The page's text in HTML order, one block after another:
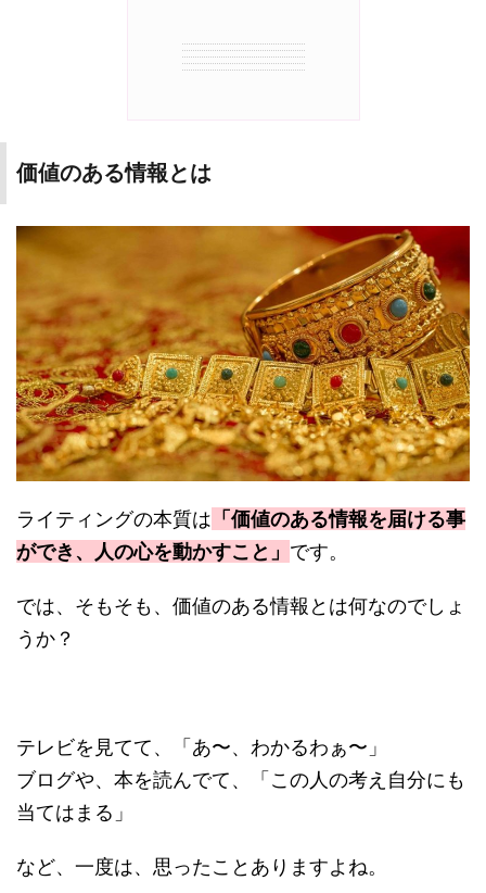
価値のある情報とは
ライティングの本質は 「価値のある情報を届ける事
ができ、人の心を動かすこと」 です。
では、そもそも、価値のある情報とは何なのでしょ
うか？
テレビを見てて、「あ〜、わかるわぁ〜」
ブログや、本を読んでて、「この人の考え自分にも
当てはまる」
など、一度は、思ったことありますよね。